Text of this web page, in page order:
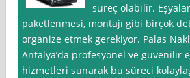
süreç olabilir.
paketlenmesi, montajı gibi birçok
organize etmek gerekiyor. Palas
Antalya’da profesyonel ve güvenilir
hizmetleri sunarak bu süreci